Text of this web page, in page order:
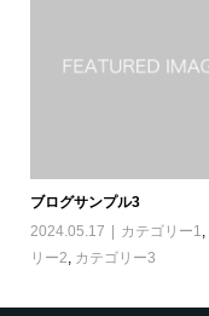
ブログサンプル3
2024.05.17
カテゴリー1,
リー2, カテゴリー3